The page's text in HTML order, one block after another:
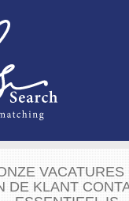
VACATURES
DE KLANT